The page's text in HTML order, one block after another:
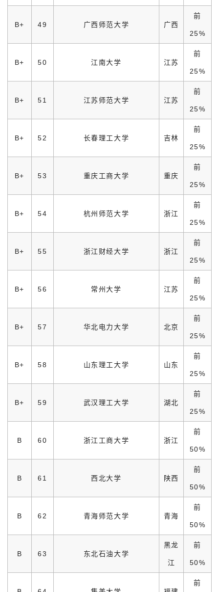
B+ 49 广西师范大学 广西
前
25%
B+ 50 江南大学 江苏
前
25%
B+ 51 江苏师范大学 江苏
前
25%
B+ 52 长春理工大学 吉林
前
25%
B+ 53 重庆工商大学 重庆
前
25%
B+ 54 杭州师范大学 浙江
前
25%
B+ 55 浙江财经大学 浙江
前
25%
B+ 56 常州大学 江苏
前
25%
B+ 57 华北电力大学 北京
前
25%
B+ 58 山东理工大学 山东
前
25%
B+ 59 武汉理工大学 湖北
前
25%
B 60 浙江工商大学 浙江
前
50%
B 61 西北大学 陕西
前
50%
B 62 青海师范大学 青海
前
50%
B 63 东北石油大学
黑龙
江
前
50%
前